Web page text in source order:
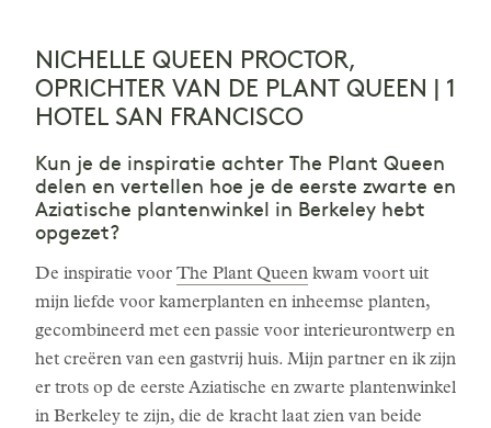
NICHELLE QUEEN PROCTOR,
OPRICHTER VAN DE PLANT QUEEN | 1
HOTEL SAN FRANCISCO
Kun je de inspiratie achter The Plant Queen
delen en vertellen hoe je de eerste zwarte en
Aziatische plantenwinkel in Berkeley hebt
opgezet?
De inspiratie voor The Plant Queen kwam voort uit
mijn liefde voor kamerplanten en inheemse planten,
gecombineerd met een passie voor interieurontwerp en
het creëren van een gastvrij huis. Mijn partner en ik zijn
er trots op de eerste Aziatische en zwarte plantenwinkel
in Berkeley te zijn, die de kracht laat zien van beide